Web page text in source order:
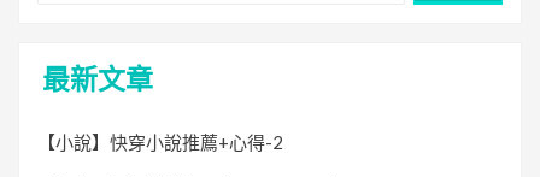
最新文章
【小說】快穿小說推薦+心得-2